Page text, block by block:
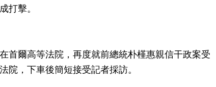
打擊。
首爾高等法院，再度就前總統朴槿惠親信干政案受
院，下車後簡短接受記者採訪。